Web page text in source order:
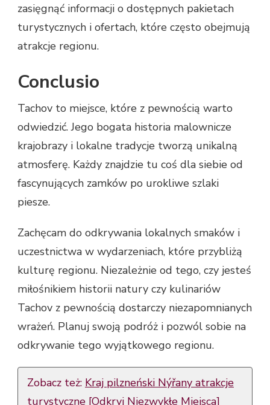
zasięgnąć informacji o dostępnych pakietach
turystycznych i ofertach, które często obejmują
atrakcje regionu.
Conclusio
Tachov to miejsce, które z pewnością warto
odwiedzić. Jego bogata historia malownicze
krajobrazy i lokalne tradycje tworzą unikalną
atmosferę. Każdy znajdzie tu coś dla siebie od
fascynujących zamków po urokliwe szlaki
piesze.
Zachęcam do odkrywania lokalnych smaków i
uczestnictwa w wydarzeniach, które przybliżą
kulturę regionu. Niezależnie od tego, czy jesteś
miłośnikiem historii natury czy kulinariów
Tachov z pewnością dostarczy niezapomnianych
wrażeń. Planuj swoją podróż i pozwól sobie na
odkrywanie tego wyjątkowego regionu.
Zobacz też: Kraj pilzneński Nýřany atrakcje
turystyczne [Odkryj Niezwykłe Miejsca]